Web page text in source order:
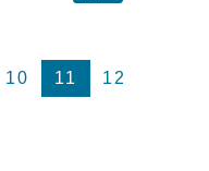
10 11
12